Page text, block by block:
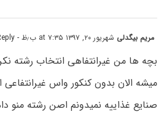
مریم بیگدلی شهریور ۲۰, ۱۳۹۷ at ۷:۳۵ ب٫ظ - Reply
بچه ها من غیرانتفاهی انتخاب رشته
میشه الان بدون کنکور واس
صنایع غذاییه نمیدونم اصن رشته منو